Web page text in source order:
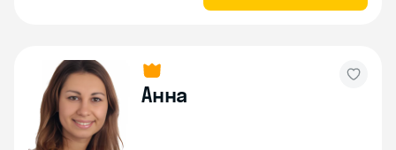
Анна